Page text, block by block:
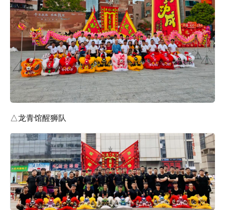
△龙青馆醒狮队